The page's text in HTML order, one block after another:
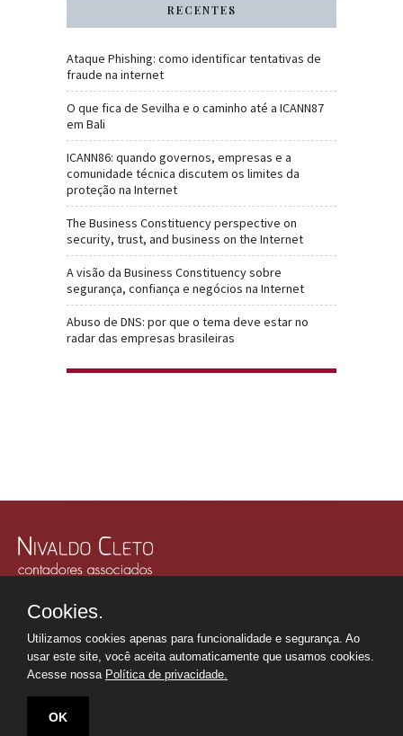
RECENTES
Ataque Phishing: como identificar tentativas de
fraude na internet
O que fica de Sevilha e o caminho até a ICANN87
em Bali
ICANN86: quando governos, empresas e a
comunidade técnica discutem os limites da
proteção na Internet
The Business Constituency perspective on
security, trust, and business on the Internet
A visão da Business Constituency sobre
segurança, confiança e negócios na Internet
Abuso de DNS: por que o tema deve estar no
radar das empresas brasileiras
Edifício Memorial Office Building - São Paulo - SP
Tel.: +55 112507-6249
Whatsapp: +55 1198669-0107
secretaria@nivaldocleto.cnt.br
Cookies.
Utilizamos cookies apenas para funcionalidade e segurança. Ao
usar este site, você aceita automaticamente que usamos cookies.
Acesse nossa Política de privacidade.
OK